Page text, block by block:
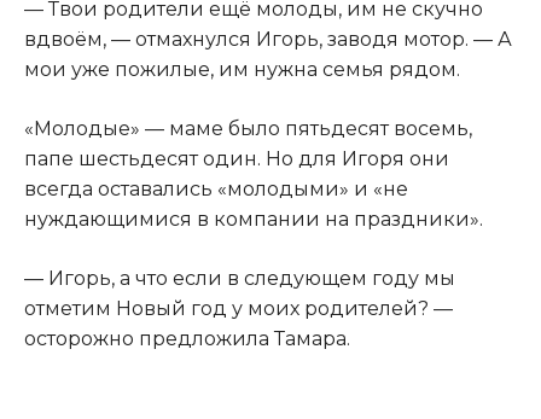
— Твои родители ещё молоды, им не скучно
вдвоём, — отмахнулся Игорь, заводя мотор. — А
мои уже пожилые, им нужна семья рядом.
«Молодые» — маме было пятьдесят восемь,
папе шестьдесят один. Но для Игоря они
всегда оставались «молодыми» и «не
нуждающимися в компании на праздники».
— Игорь, а что если в следующем году мы
отметим Новый год у моих родителей? —
осторожно предложила Тамара.